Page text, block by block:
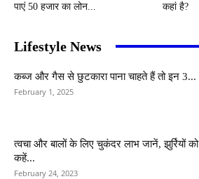
पाएं 50 हजार का लोन...
कहां है?
Lifestyle News
कब्ज और गैस से छुटकारा पाना चाहते हैं तो इन 3...
February 1, 2025
त्वचा और बालों के लिए चुकंदर लाभ जानें, झुर्रियों को
कहें...
February 24, 2023